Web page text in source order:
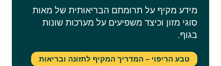
מידע מקיף על תרומתם הבריאותית של מאות
סוגי מזון וכיצד משפיעים על מערכות שונות
בגוף.
טבע הריפוי – המדריך המקיף לתזונה ובריאות